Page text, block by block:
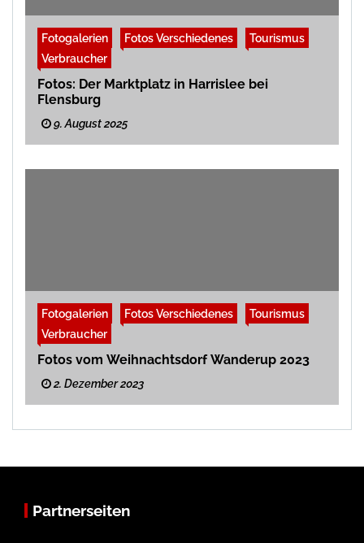
Fotogalerien Fotos Verschiedenes
Tourismus
Verbraucher
Fotos: Der Marktplatz in Harrislee bei
Flensburg
9. August 2025
Fotogalerien Fotos Verschiedenes
Tourismus
Verbraucher
Fotos vom Weihnachtsdorf Wanderup 2023
2. Dezember 2023
Partnerseiten